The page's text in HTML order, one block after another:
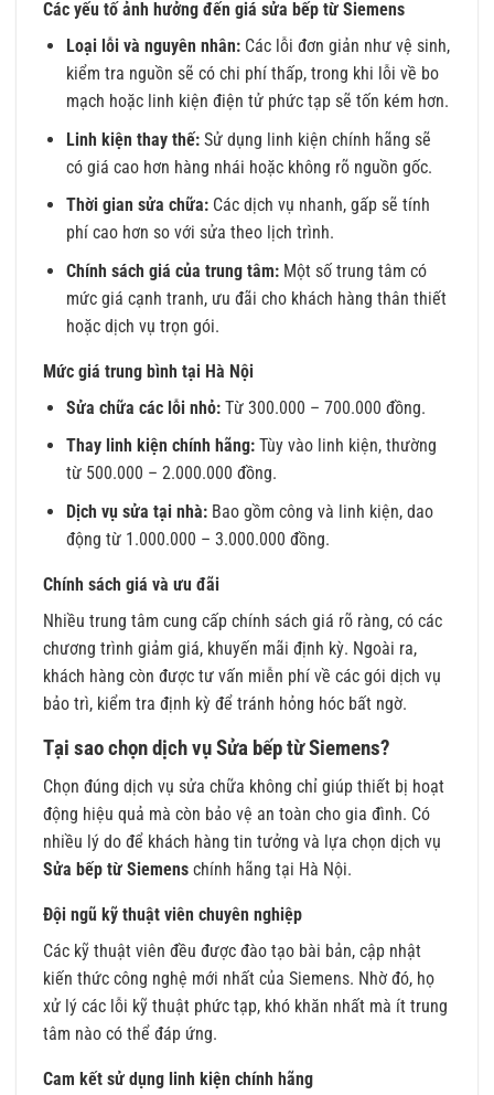
Các yếu tố ảnh hưởng đến giá sửa bếp từ Siemens
Loại lỗi và nguyên nhân:Các lỗi đơn giản như vệ sinh,
kiểm tra nguồn sẽ có chi phí thấp, trong khi lỗi về bo
mạch hoặc linh kiện điện tử phức tạp sẽ tốn kém hơn.
Linh kiện thay thế:Sử dụng linh kiện chính hãng sẽ
có giá cao hơn hàng nhái hoặc không rõ nguồn gốc.
Thời gian sửa chữa:Các dịch vụ nhanh, gấp sẽ tính
phí cao hơn so với sửa theo lịch trình.
Chính sách giá của trung tâm:Một số trung tâm có
mức giá cạnh tranh, ưu đãi cho khách hàng thân thiết
hoặc dịch vụ trọn gói.
Mức giá trung bình tại Hà Nội
Sửa chữa các lỗi nhỏ:Từ 300.000 – 700.000 đồng.
Thay linh kiện chính hãng:Tùy vào linh kiện, thường
từ 500.000 – 2.000.000 đồng.
Dịch vụ sửa tại nhà:Bao gồm công và linh kiện, dao
động từ 1.000.000 – 3.000.000 đồng.
Chính sách giá và ưu đãi
Nhiều trung tâm cung cấp chính sách giá rõ ràng, có các
chương trình giảm giá, khuyến mãi định kỳ. Ngoài ra,
khách hàng còn được tư vấn miễn phí về các gói dịch vụ
bảo trì, kiểm tra định kỳ để tránh hỏng hóc bất ngờ.
Tại sao chọn dịch vụ Sửa bếp từ Siemens?
Chọn đúng dịch vụ sửa chữa không chỉ giúp thiết bị hoạt
động hiệu quả mà còn bảo vệ an toàn cho gia đình. Có
nhiều lý do để khách hàng tin tưởng và lựa chọn dịch vụ
Sửa bếp từ Siemens chính hãng tại Hà Nội.
Đội ngũ kỹ thuật viên chuyên nghiệp
Các kỹ thuật viên đều được đào tạo bài bản, cập nhật
kiến thức công nghệ mới nhất của Siemens. Nhờ đó, họ
xử lý các lỗi kỹ thuật phức tạp, khó khăn nhất mà ít trung
tâm nào có thể đáp ứng.
Cam kết sử dụng linh kiện chính hãng